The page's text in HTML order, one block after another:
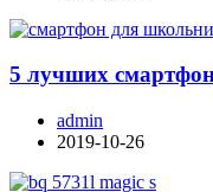
5 лучших
admin
2019-10-26